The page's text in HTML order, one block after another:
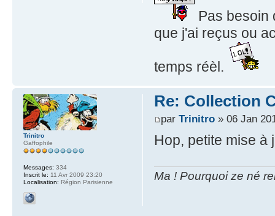
Pas besoin
que j'ai reçus ou
temps réèl.
Re: Collection
par Trinitro» 06 Jan
Hop, petite mise à
Ma ! Pourquoi ze né
Trinitro
Gaffophile
Messages: 334
Inscrit le: 11 Avr 2009 23:20
Localisation: Région Parisienne